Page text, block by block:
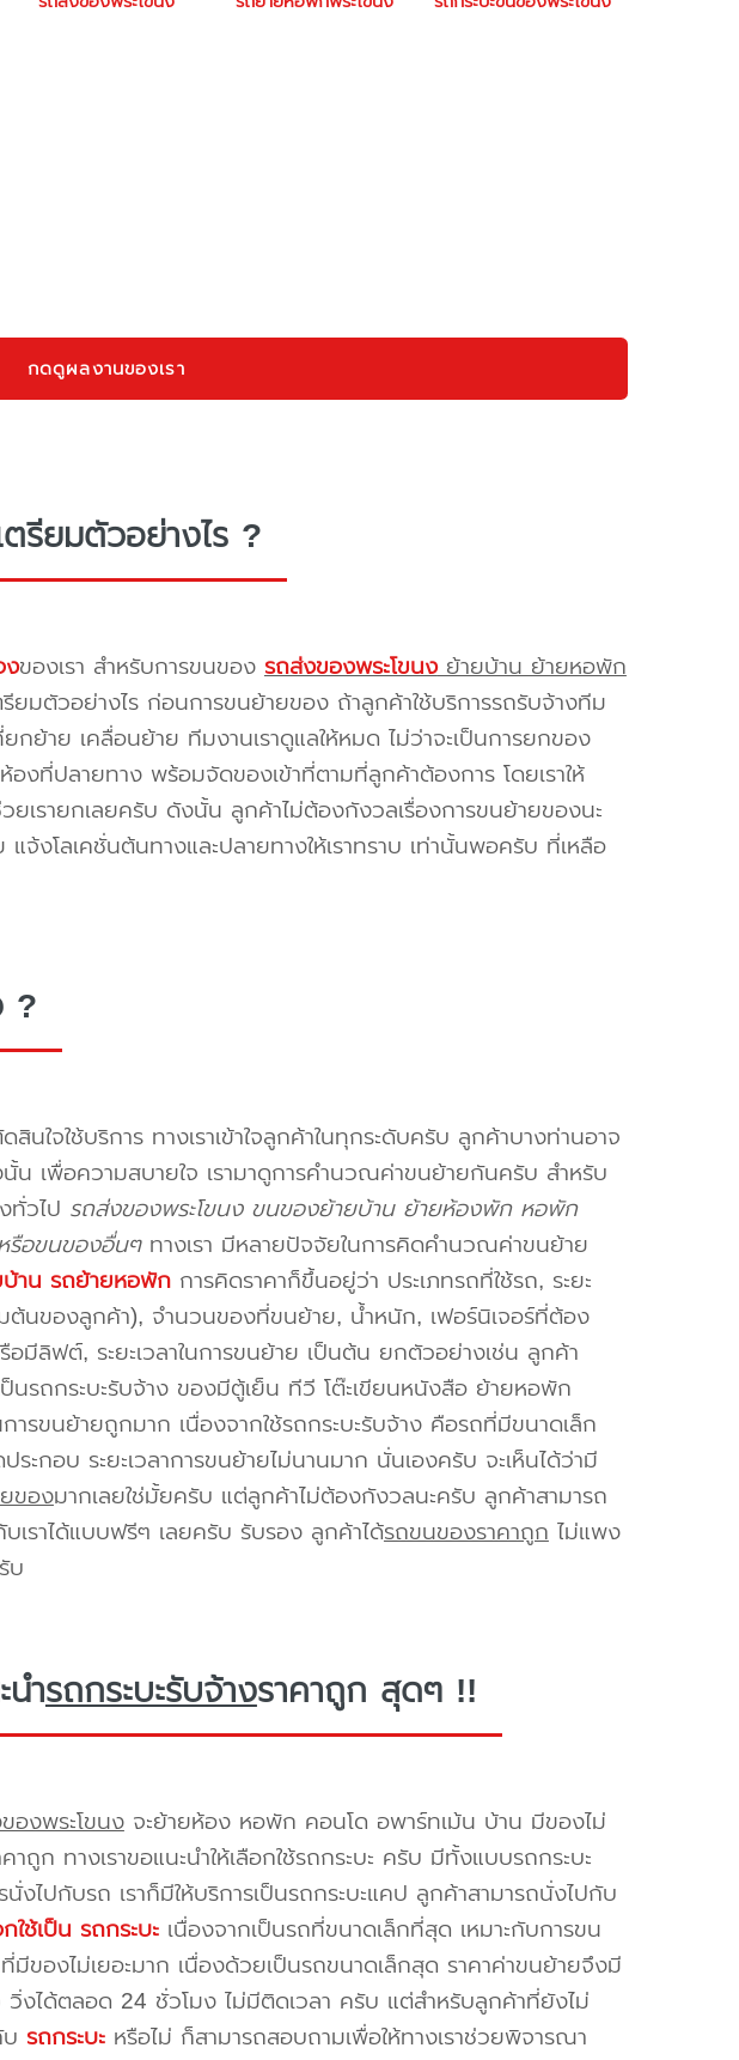
กดดูผลงานของเรา
รียมตัวอย่างไร ?
งของเรา สำหรับการขนของ รถส่งของพระโขนงย้ายบ้าน ย้ายหอพัก
รียมตัวอย่างไร ก่อนการขนย้ายของ ถ้าลูกค้าใช้บริการรถรับจ้างทีม
กย้าย เคลื่อนย้าย ทีมงานเราดูแลให้หมด ไม่ว่าจะเป็นการยกของ
งที่ปลายทาง พร้อมจัดของเข้าที่ตามที่ลูกค้าต้องการ โดยเราให้
รายกเลยครับ ดังนั้น ลูกค้าไม่ต้องกังวลเรื่องการขนย้ายของนะ
จ้งโลเคชั่นต้นทางและปลายทางให้เราทราบ เท่านั้นพอครับ ที่เหลือ
?
นใจใช้บริการ ทางเราเข้าใจลูกค้าในทุกระดับครับ ลูกค้าบางท่านอาจ
เพื่อความสบายใจ เรามาดูการคำนวณค่าขนย้ายกันครับ สำหรับ
ทั่วไป รถส่งของพระโขนง ขนของย้ายบ้าน ย้ายห้องพัก หอพัก
รือขนของอื่นๆทางเรา มีหลายปัจจัยในการคิดคำนวณค่าขนย้าย
าน รถย้ายหอพักการคิดราคาก็ขึ้นอยู่ว่า ประเภทรถที่ใช้รถ, ระยะ
ต้นของลูกค้า), จำนวนของที่ขนย้าย, น้ำหนัก, เฟอร์นิเจอร์ที่ต้อง
มีลิฟต์, ระยะเวลาในการขนย้าย เป็นต้น ยกตัวอย่างเช่น ลูกค้า
นรถกระบะรับจ้าง ของมีตู้เย็น ทีวี โต๊ะเขียนหนังสือ ย้ายหอพัก
รขนย้ายถูกมาก เนื่องจากใช้รถกระบะรับจ้าง คือรถที่มีขนาดเล็ก
กอบ ระยะเวลาการขนย้ายไม่นานมาก นั่นเองครับ จะเห็นได้ว่ามี
ของมากเลยใช่มั้ยครับ แต่ลูกค้าไม่ต้องกังวลนะครับ ลูกค้าสามารถ
บเราได้แบบฟรีๆ เลยครับ รับรอง ลูกค้าได้รถขนของราคาถูกไม่แพง
บ
ำรถกระบะรับจ้างราคาถูก สุดๆ !!
องพระโขนงจะย้ายห้อง หอพัก คอนโด อพาร์ทเม้น บ้าน มีของไม่
าถูก ทางเราขอแนะนำให้เลือกใช้รถกระบะ ครับ มีทั้งแบบรถกระบะ
ไปกับรถ เราก็มีให้บริการเป็นรถกระบะแคป ลูกค้าสามารถนั่งไปกับ
กใช้เป็น รถกระบะเนื่องจากเป็นรถที่ขนาดเล็กที่สุด เหมาะกับการขน
องไม่เยอะมาก เนื่องด้วยเป็นรถขนาดเล็กสุด ราคาค่าขนย้ายจึงมี
ได้ตลอด 24 ชั่วโมง ไม่มีติดเวลา ครับ แต่สำหรับลูกค้าที่ยังไม่
รถกระบะหรือไม่ ก็สามารถสอบถามเพื่อให้ทางเราช่วยพิจารณา